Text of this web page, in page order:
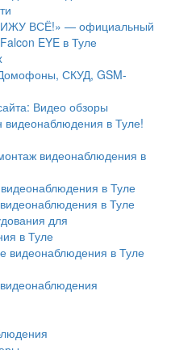
ВСЁ!» — официальный
EYE в Туле
СКУД, GSM-
Видео обзоры
видеонаблюдения в Туле!
видеонаблюдения в
в Туле
в Туле
для
в Туле
видеонаблюдения в Туле